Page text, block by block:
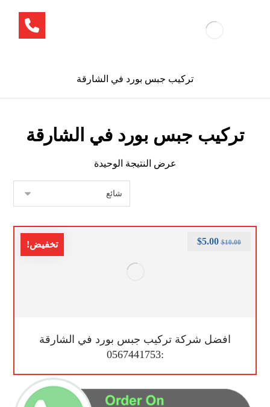
تركيب جبس بورد في الشارقة
تركيب جبس بورد في الشارقة
عرض النتيجة الوحيدة
تخفيض!
افضل شركة تركيب جبس بورد في الشارقة
:0567441753
$10.00
$5.00